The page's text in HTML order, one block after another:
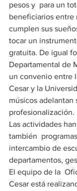
pesos y  para un
beneficiarios entre
cumplen sus
tocar un
gratuita. De igual
Departamental de
un convenio entre
Cesar y la
músicos adelantan
profesionalización.
Las actividades
también
intercambio de
departamentos,
El equipo de la
Cesar está